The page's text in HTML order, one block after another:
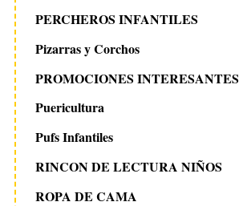
PERCHEROS INFANTILES
Pizarras y Corchos
PROMOCIONES INTERESANTES
Puericultura
Pufs Infantiles
RINCON DE LECTURA NIÑOS
ROPA DE CAMA